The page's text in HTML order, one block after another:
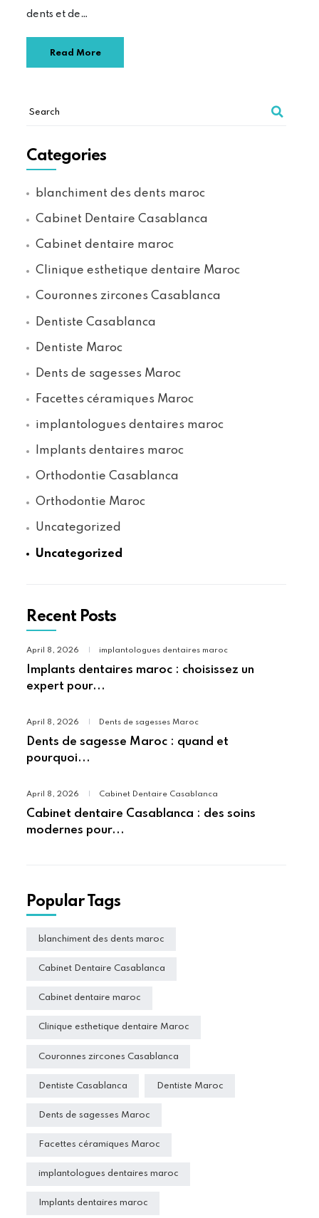
dents et de…
Read More
Categories
blanchiment des dents maroc
Cabinet Dentaire Casablanca
Cabinet dentaire maroc
Clinique esthetique dentaire Maroc
Couronnes zircones Casablanca
Dentiste Casablanca
Dentiste Maroc
Dents de sagesses Maroc
Facettes céramiques Maroc
implantologues dentaires maroc
Implants dentaires maroc
Orthodontie Casablanca
Orthodontie Maroc
Uncategorized
Uncategorized
Recent Posts
April 8, 2026 implantologues dentaires maroc
Implants dentaires maroc : choisissez un
expert pour...
April 8, 2026 Dents de sagesses Maroc
Dents de sagesse Maroc : quand et
pourquoi...
April 8, 2026 Cabinet Dentaire Casablanca
Cabinet dentaire Casablanca : des soins
modernes pour...
Popular Tags
blanchiment des dents maroc
Cabinet Dentaire Casablanca
Cabinet dentaire maroc
Clinique esthetique dentaire Maroc
Couronnes zircones Casablanca
Dentiste Casablanca Dentiste Maroc
Dents de sagesses Maroc
Facettes céramiques Maroc
implantologues dentaires maroc
Implants dentaires maroc